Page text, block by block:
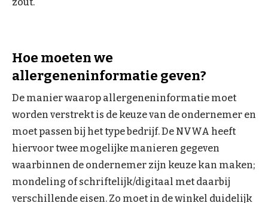
zout.
Hoe moeten we
allergeneninformatie geven?
De manier waarop allergeneninformatie moet
worden verstrekt is de keuze van de ondernemer en
moet passen bij het type bedrijf. De NVWA heeft
hiervoor twee mogelijke manieren gegeven
waarbinnen de ondernemer zijn keuze kan maken;
mondeling of schriftelijk/digitaal met daarbij
verschillende eisen. Zo moet in de winkel duidelijk